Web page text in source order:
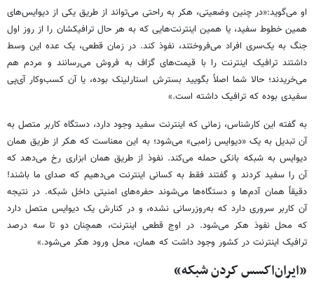
او می‌گوید:«در چنین وضعیتی، هکر به راحتی می‌تواند از طریق یکی از دیوایس‌های
همین خطوط سفید، یا همین اینترنت‌هایی که به هر حال ترافیکشان را از روز اول
جنگ به یک‌سری افراد می‌فروختند، نفوذ کند. در زمان قطعی، یک عده این وسط
داشتند ترافیک اینترنت را با قیمت‌های گزاف به فروش می‌رسانند و مردم هم
می‌خریدند؛ حالا شما اصلاً بگویید بسترش استارلینک بوده، یا آن کسب‌وکار آی‌پی
سفیدی بوده که ترافیک داشته است.»
به گفته این کارشناس، زمانی که اینترنت سفید وجود دارد، دستگاه کاربر متصل به
آن تبدیل به یک «دیوایس زامبی» می‌شود؛ به این معناست که هکر از طریق همان
دیوایس به شبکه بانکی حمله می‌کند. نفوذ از طریق همان ابزاری رخ می‌دهد که
آن را سفید کردند و گفتند فقط به کسانی اینترنت می‌دهیم که صدای ما باشند!
دقیقاً همان آدم‌ها و دستگاه‌ها می‌شوند حفره‌های امنیتی داخل شبکه. در نتیجه
آن کاربر سروری دارد که به‌روزرسانی نشده، و در کنارش یک دیوایس متصل دارد
که محل نفوذ هکر می‌شود. در اوج قطعی اینترنت، همچنان دو تا سه درصد
ترافیک اینترنت در کشور وجود داشت که همان، محل ورود هکر می‌شود.»
«ایران‌اکسس کردن شبکه»